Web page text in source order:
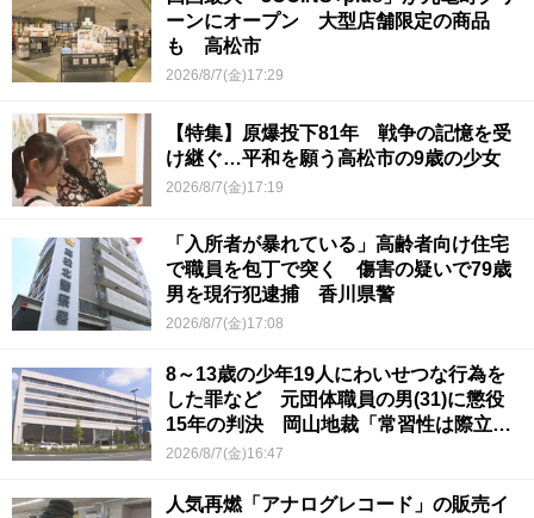
ーンにオープン 大型店舗限定の商品
も 高松市
2026/8/7(金)17:29
【特集】原爆投下81年 戦争の記憶を受
け継ぐ…平和を願う高松市の9歳の少女
2026/8/7(金)17:19
「入所者が暴れている」高齢者向け住宅
で職員を包丁で突く 傷害の疑いで79歳
男を現行犯逮捕 香川県警
2026/8/7(金)17:08
8～13歳の少年19人にわいせつな行為を
した罪など 元団体職員の男(31)に懲役
15年の判決 岡山地裁「常習性は際立っ
ていて被害結果も非常に重い」
2026/8/7(金)16:47
人気再燃「アナログレコード」の販売イ